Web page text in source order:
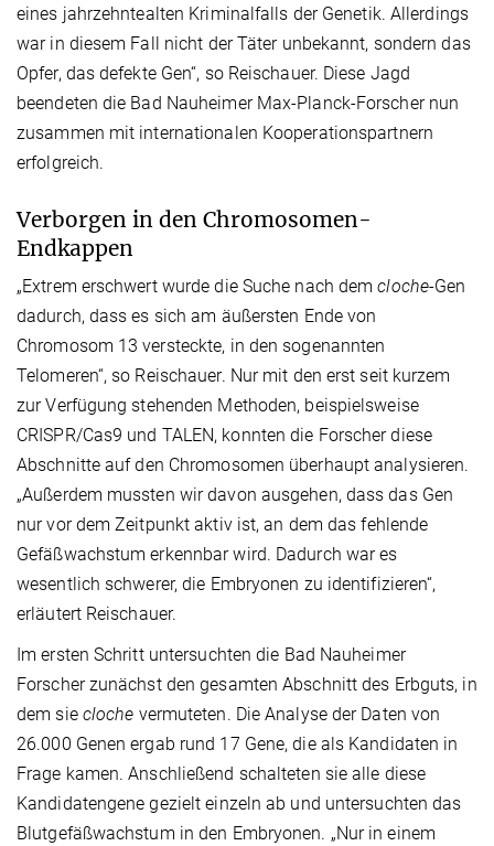
eines jahrzehntealten Kriminalfalls der Genetik. Allerdings
war in diesem Fall nicht der Täter unbekannt, sondern das
Opfer, das defekte Gen“, so Reischauer. Diese Jagd
beendeten die Bad Nauheimer Max-Planck-Forscher nun
zusammen mit internationalen Kooperationspartnern
erfolgreich.
Verborgen in den Chromosomen-
Endkappen
„Extrem erschwert wurde die Suche nach demcloche-Gen
dadurch, dass es sich am äußersten Ende von
Chromosom 13 versteckte, in den sogenannten
Telomeren“, so Reischauer. Nur mit den erst seit kurzem
zur Verfügung stehenden Methoden, beispielsweise
CRISPR/Cas9 und TALEN, konnten die Forscher diese
Abschnitte auf den Chromosomen überhaupt analysieren.
„Außerdem mussten wir davon ausgehen, dass das Gen
nur vor dem Zeitpunkt aktiv ist, an dem das fehlende
Gefäßwachstum erkennbar wird. Dadurch war es
wesentlich schwerer, die Embryonen zu identifizieren“,
erläutert Reischauer.
Im ersten Schritt untersuchten die Bad Nauheimer
Forscher zunächst den gesamten Abschnitt des Erbguts, in
dem sie cloche vermuteten. Die Analyse der Daten von
26.000 Genen ergab rund 17 Gene, die als Kandidaten in
Frage kamen. Anschließend schalteten sie alle diese
Kandidatengene gezielt einzeln ab und untersuchten das
Blutgefäßwachstum in den Embryonen. „Nur in einem